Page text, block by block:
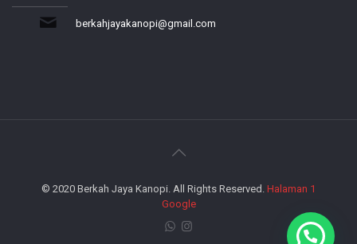
berkahjayakanopi@gmail.com
© 2020 Berkah Jaya Kanopi. All Rights Reserved. Halaman 1
Google